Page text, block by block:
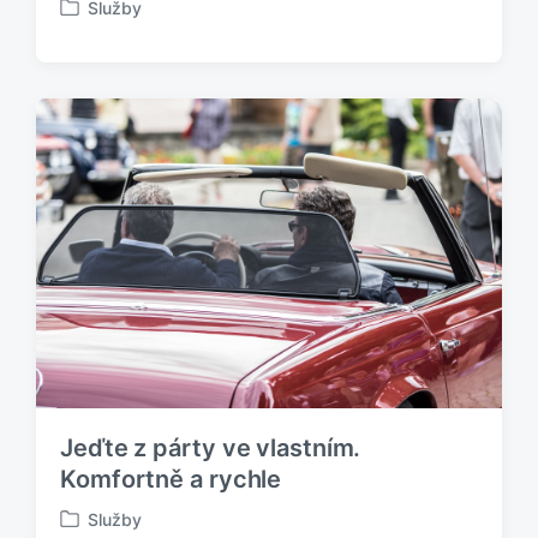
P
i
k
o
v
á
n
o
v
Služby
Jeďte z párty ve vlastním.
Komfortně a rychle
P
Služby